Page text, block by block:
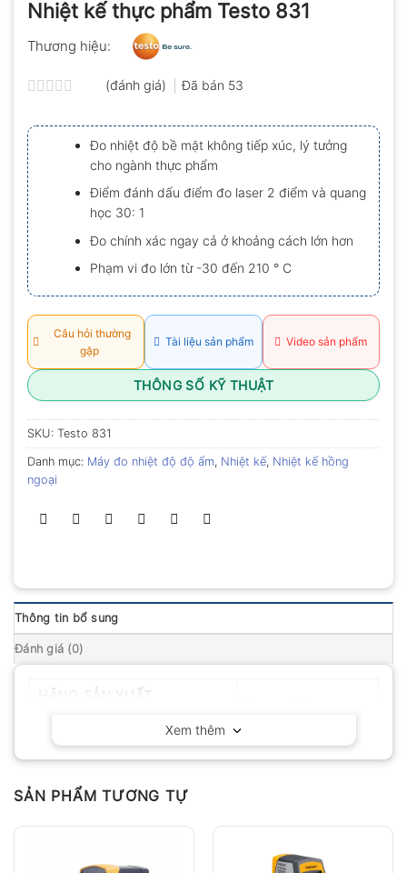
Nhiệt kế thực phẩm Testo 831
Thương hiệu:
xếp
hạng
0.0
5
sao
(đánh giá) Đã bán 53
Đo nhiệt độ bề mặt không tiếp xúc, lý tưởng
cho ngành thực phẩm
Điểm đánh dấu điểm đo laser 2 điểm và quang
học 30: 1
Đo chính xác ngay cả ở khoảng cách lớn hơn
Phạm vi đo lớn từ -30 đến 210 ° C
Câu hỏi thường
gặp
Tài liệu sản phẩm Video sản phẩm
THÔNG SỐ KỸ THUẬT
SKU: Testo 831
Danh mục: Máy đo nhiệt độ độ ẩm, Nhiệt kế, Nhiệt kế hồng
ngoại
Thông tin bổ sung
Đánh giá (0)
Xem thêm
SẢN PHẨM TƯƠNG TỰ